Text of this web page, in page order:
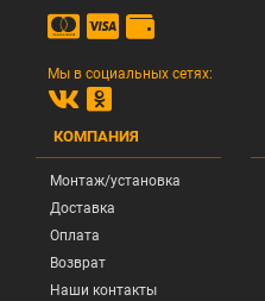
Мы в социальных сетях:
КОМПАНИЯ
Монтаж/установка
Доставка
Оплата
Возврат
Наши контакты